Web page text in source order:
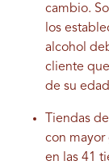
cambio.
los
alcohol
cliente
de su
Tiendas
con mayor
en las 41